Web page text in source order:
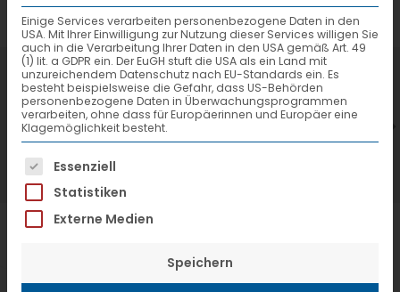
7. Juli 2026
VTL hat neuen Aufsichtsrat gewählt
Einige Services verarbeiten personenbezogene Daten in den
USA. Mit Ihrer Einwilligung zur Nutzung dieser Services willigen Sie
auch in die Verarbeitung Ihrer Daten in den USA gemäß Art. 49
(1) lit. a GDPR ein. Der EuGH stuft die USA als ein Land mit
unzureichendem Datenschutz nach EU-Standards ein. Es
besteht beispielsweise die Gefahr, dass US-Behörden
personenbezogene Daten in Überwachungsprogrammen
verarbeiten, ohne dass für Europäerinnen und Europäer eine
Klagemöglichkeit besteht.
Es folgt eine Liste der Service-Gruppen,
Essenziell
Statistiken
Externe Medien
Speichern